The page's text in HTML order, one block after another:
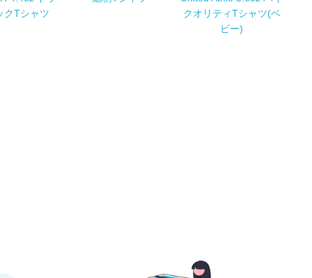
クTシャツ
クオリティTシャツ(ベ
ビー)